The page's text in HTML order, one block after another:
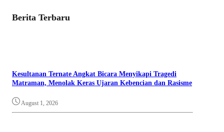
Berita Terbaru
Kesultanan Ternate Angkat Bicara Menyikapi Tragedi
Matraman, Menolak Keras Ujaran Kebencian dan Rasisme
August 1, 2026